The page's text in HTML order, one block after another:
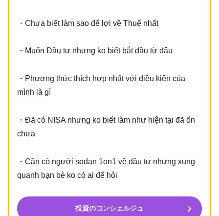
・Chưa biết làm sao để lợi về Thuế nhất
・Muốn Đầu tư nhưng ko biết bắt đầu từ đâu
・Phương thức thích hợp nhất với điều kiện của
mình là gì
・Đã có NISA nhưng ko biết làm như hiện tại đã ổn
chưa
・Cần có người sodan 1on1 về đầu tư nhưng xung
quanh bạn bè ko có ai để hỏi
投資のコンシェルジュ